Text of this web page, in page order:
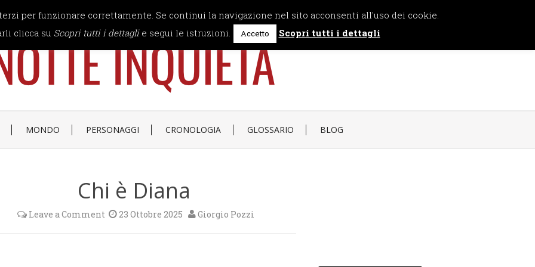
MONDO PERSONAGGI CRONOLOGIA GLOSSARIO BLOG
Chi è Diana
23 Ottobre 2025 Giorgio Pozzi
Leave a Comment
per funzionare correttamente. Se continui la navigazione nel sito acconsenti all'uso dei cookie.
clicca su Scopri tutti i dettaglie segui le istruzioni. Accetto Scopri tutti i dettagli